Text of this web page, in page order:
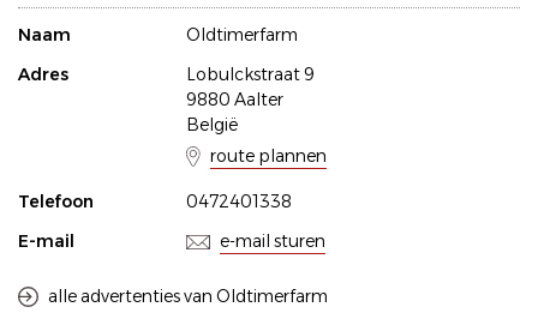
Naam
Oldtimerfarm
Adres
Lobulckstraat 9
9880 Aalter
België
route plannen
Telefoon
0472401338
E-mail
e-mail sturen
alle advertenties van Oldtimerfarm